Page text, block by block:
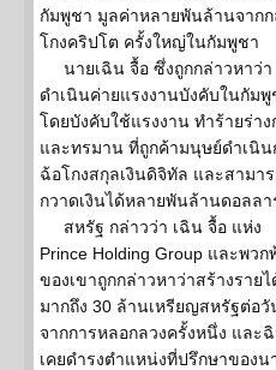
กัมพูชา มูลค่าหลายพันล้านจากก
โกงคริปโต ครั้งใหญ่ในกัมพูชา
นายเฉิน จื้อ ซึ่งถูกกล่าวหาว่า
ดำเนินค่ายแรงงานบังคับในกัมพู
โดยบังคับใช้แรงงาน ทำร้ายร่าง
และทรมาน ที่ถูกค้ามนุษย์ดำเนิน
ฉ้อโกงสกุลเงินดิจิทัล และสามา
กวาดเงินได้หลายพันล้านดอลลา
สหรัฐ กล่าวว่า เฉิน จื้อ แห่ง
Prince Holding Group และพวก
ของเขาถูกกล่าวหาว่าสร้างรายไ
มากถึง 30 ล้านเหรียญสหรัฐต่อวั
จากการหลอกลวงครั้งหนึ่ง และ
เคยดำรงตำแหน่งที่ปรึกษาของน